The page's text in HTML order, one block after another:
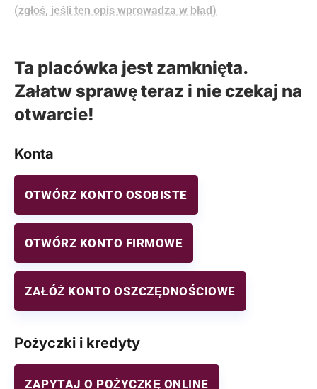
(zgłoś, jeśli ten opis wprowadza w błąd)
Ta placówka jest zamknięta.
Załatw sprawę teraz i nie czekaj na
otwarcie!
Konta
OTWÓRZ KONTO OSOBISTE
OTWÓRZ KONTO FIRMOWE
ZAŁÓŻ KONTO OSZCZĘDNOŚCIOWE
Pożyczki i kredyty
ZAPYTAJ O POŻYCZKĘ ONLINE